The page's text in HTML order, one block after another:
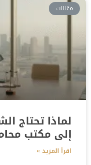
مقالات
لماذا تحتاج
إلى مكتب
اقرأ المزيد »